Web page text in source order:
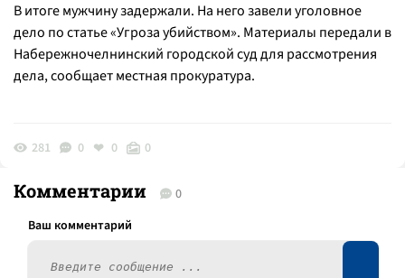
В итоге мужчину задержали. На него завели уголовное
дело по статье «Угроза убийством». Материалы передали в
Набережночелнинский городской суд для рассмотрения
дела, сообщает местная прокуратура.
281 0 0 0
Комментарии 0